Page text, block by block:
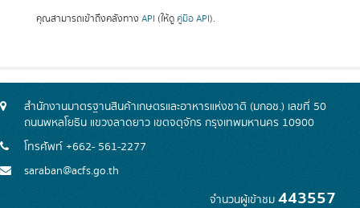
คุณสามารถเข้าถึงคลังทาง API (ให้ดู คู่มือ API).
สำนักงานมาตรฐานสินค้าเกษตรและอาหารแห่งชาติ (มกอช.) เลขที่ 50
ถนนพหลโยธิน แขวงลาดยาว เขตจตุจักร กรุงเทพมหานคร 10900
โทรศัพท์ +662- 561-2277
saraban@acfs.go.th
จำนวนผู้เข้าชม 443557